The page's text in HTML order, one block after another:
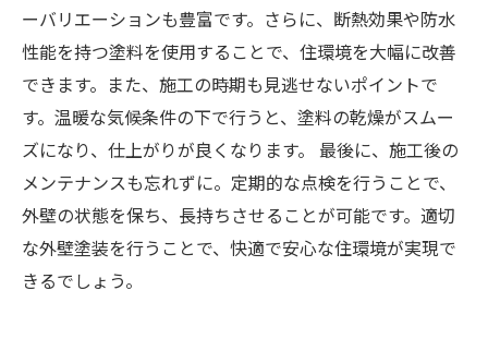
ーバリエーションも豊富です。さらに、断熱効果や防水
性能を持つ塗料を使用することで、住環境を大幅に改善
できます。また、施工の時期も見逃せないポイントで
す。温暖な気候条件の下で行うと、塗料の乾燥がスムー
ズになり、仕上がりが良くなります。 最後に、施工後の
メンテナンスも忘れずに。定期的な点検を行うことで、
外壁の状態を保ち、長持ちさせることが可能です。適切
な外壁塗装を行うことで、快適で安心な住環境が実現で
きるでしょう。